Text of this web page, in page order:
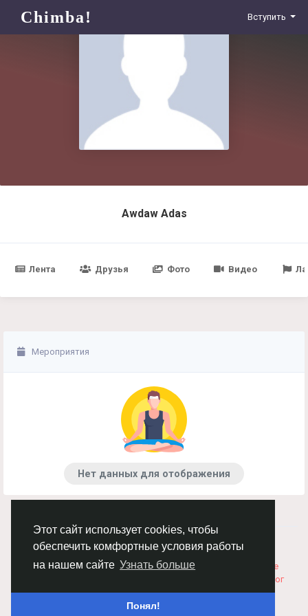
Этот сайт использует cookies, чтобы
обеспечить комфортные условия работы
на нашем сайте Узнать больше
Понял!
Chimba! Вступить
Awdaw Adas
Лента Друзья Фото Видео
Мероприятия
Нет данных для отображения
© 2026 Chimba!
Русский
Правила размещения и покупки товаров
Как добавить
вакансию
Правила размещения статей
Соглашение
Каталог